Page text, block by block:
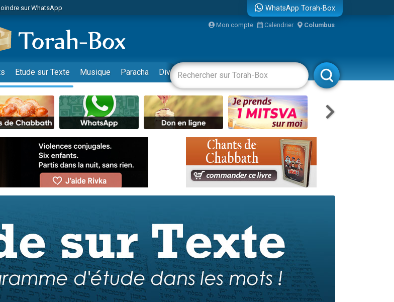
sur WhatsApp
un don pour 1 Journée de Vacances Pour les Enfants
une bénédiction
sur WhatsApp
en groupe sur Zoom
un don pour Diane, 80 ans, dans un appartement insalubre
sur WhatsApp
sur WhatsApp
un don pour 5 jours de vacances aux Orphelins
une bénédiction
en groupe sur Zoom
Box Music
sur WhatsApp
sur WhatsApp
sur WhatsApp
WhatsApp Torah-Box
Mon compte Calendrier Columbus
Etude sur Texte Musique Paracha Divertissements Livres Rabbanim